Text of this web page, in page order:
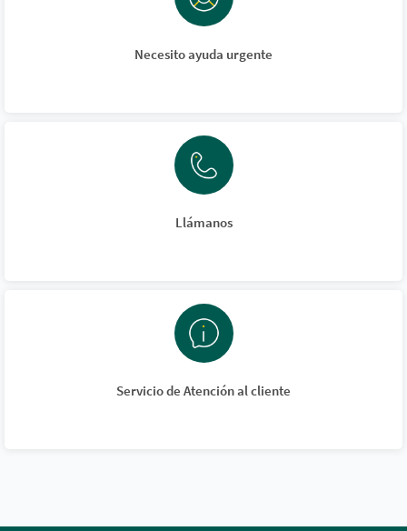
Necesito ayuda urgente
Llámanos
Servicio de Atención al cliente